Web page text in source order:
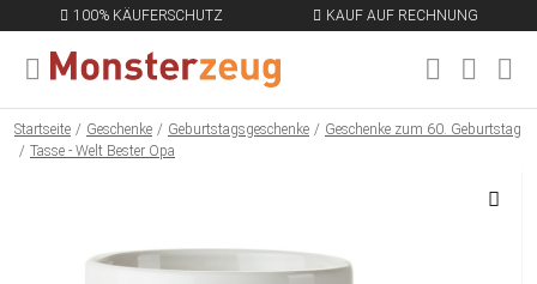
100% KÄUFERSCHUTZ KAUF AUF RECHNUNG
MENÜ SCHLIESSEN
Startseite Geschenke Geburtstagsgeschenke
Geschenke zum 60. Geburtstag
Tasse - Welt Bester Opa